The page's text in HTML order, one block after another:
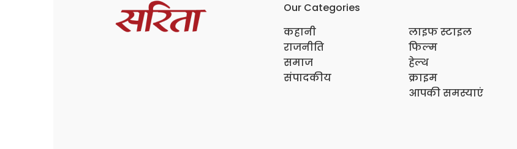
Our Categories
कहानी
राजनीति
समाज
संपादकीय
लाइफ स्टाइल
फिल्म
हेल्थ
क्राइम
आपकी समस्याएं